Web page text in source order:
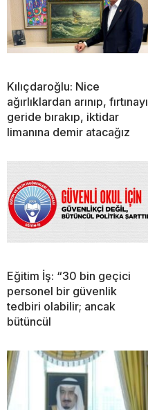
Kılıçdaroğlu: Nice
ağırlıklardan arınıp, fırtınayı
geride bırakıp, iktidar
limanına demir atacağız
Eğitim İş: “30 bin geçici
personel bir güvenlik
tedbiri olabilir; ancak
bütüncül